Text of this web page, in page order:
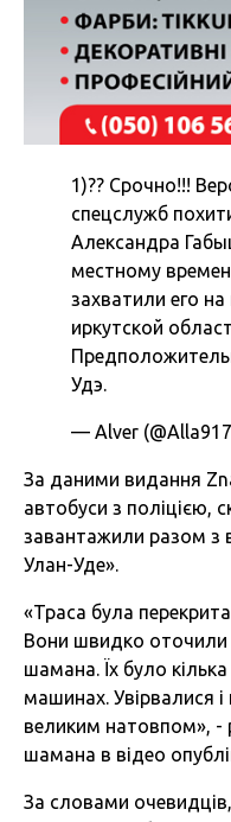
1)?? Срочно!!!
спецслужб
Александра
местному
захватили его
иркутской
Удэ.
— Alver
За даними видання
автобуси з поліцією,
завантажили разом з
Улан-Уде».
«Траса була
Вони швидко оточили
шамана. Їх було
машинах. Увірвалися
великим натовпом», -
шамана в відео
За словами